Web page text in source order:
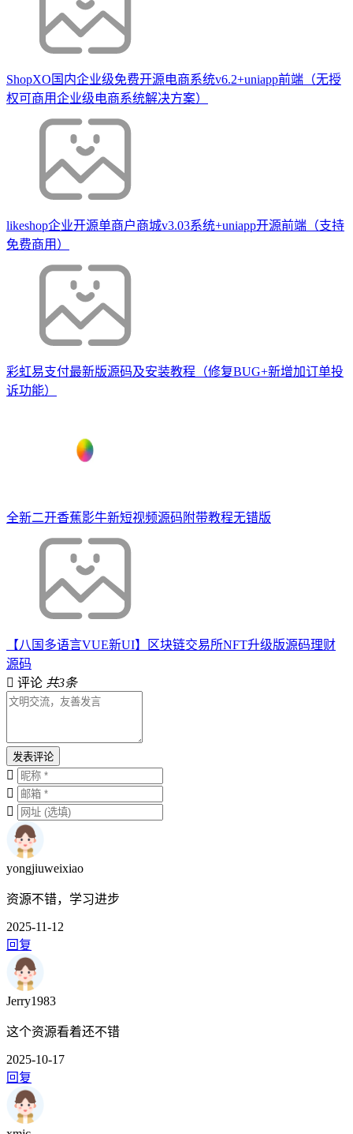
ShopXO国内企业级免费开源电商系统v6.2+uniapp前端（无授
权可商用企业级电商系统解决方案）
likeshop企业开源单商户商城v3.03系统+uniapp开源前端（支持
免费商用）
彩虹易支付最新版源码及安装教程（修复BUG+新增加订单投
诉功能）
全新二开香蕉影牛新短视频源码附带教程无错版
【八国多语言VUE新UI】区块链交易所NFT升级版源码理财
源码
评论 共3条
发表评论
yongjiuweixiao
资源不错，学习进步
2025-11-12
回复
Jerry1983
这个资源看着还不错
2025-10-17
回复